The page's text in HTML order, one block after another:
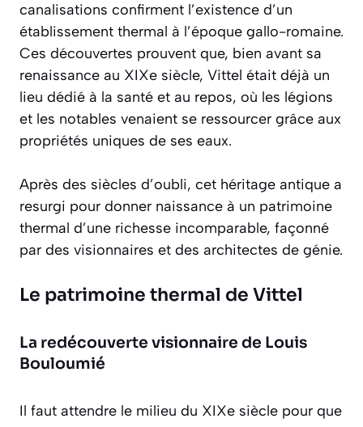
canalisations confirment l’existence d’un
établissement thermal à l’époque gallo-romaine.
Ces découvertes prouvent que, bien avant sa
renaissance au XIXe siècle, Vittel était déjà un
lieu dédié à la santé et au repos, où les légions
et les notables venaient se ressourcer grâce aux
propriétés uniques de ses eaux.
Après des siècles d’oubli, cet héritage antique a
resurgi pour donner naissance à un patrimoine
thermal d’une richesse incomparable, façonné
par des visionnaires et des architectes de génie.
Le patrimoine thermal de Vittel
La redécouverte visionnaire de Louis
Bouloumié
Il faut attendre le milieu du XIXe siècle pour que